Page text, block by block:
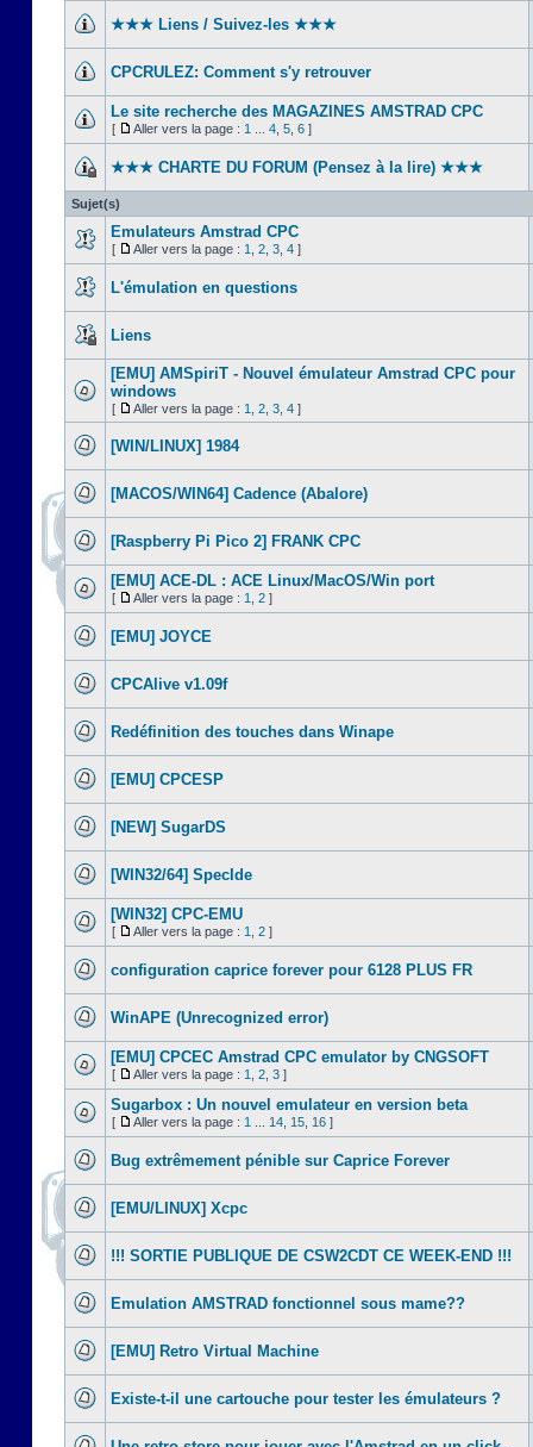
★★★ Liens / Suivez-les ★★★
CPCRULEZ: Comment s'y retrouver‎
Le site recherche des MAGAZINES AMSTRAD CPC
[ Aller vers la page : 1 4 5 6 ]
★★★ CHARTE DU FORUM (Pensez à la lire) ★★★
Sujet(s)
Emulateurs Amstrad CPC
[ Aller vers la page : 1 2 3 4 ]
L'émulation en questions
Liens
[EMU] AMSpiriT - Nouvel émulateur Amstrad CPC pour
windows
[ Aller vers la page : 1 2 3 4 ]
[WIN/LINUX] 1984
[MACOS/WIN64] Cadence (Abalore)
[Raspberry Pi Pico 2] FRANK CPC
[EMU] ACE-DL : ACE Linux/MacOS/Win port
[ Aller vers la page : 1 2 ]
[EMU] JOYCE
CPCAlive v1.09f
Redéfinition des touches dans Winape
[EMU] CPCESP
[NEW] SugarDS
[WIN32/64] SpecIde
[WIN32] CPC-EMU
[ Aller vers la page : 1 2 ]
configuration caprice forever pour 6128 PLUS FR
WinAPE (Unrecognized error)
[EMU] CPCEC Amstrad CPC emulator by CNGSOFT
[ Aller vers la page : 1 2 3 ]
Sugarbox : Un nouvel emulateur en version beta
[ Aller vers la page : 1 14 15 16 ]
Bug extrêmement pénible sur Caprice Forever
[EMU/LINUX] Xcpc
!!! SORTIE PUBLIQUE DE CSW2CDT CE WEEK-END !!!
Emulation AMSTRAD fonctionnel sous mame??
[EMU] Retro Virtual Machine
Existe-t-il une cartouche pour tester les émulateurs ?